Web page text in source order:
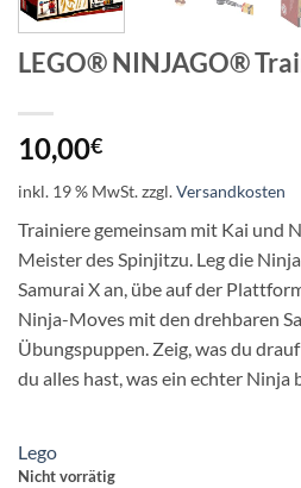
LEGO® NINJAGO®
10,00€
inkl. 19 % MwSt.zzgl.Versandkosten
Trainiere gemeinsam mit Kai und
Meister des Spinjitzu. Leg die
Samurai X an, übe auf der
Ninja-Moves mit den drehbaren
Übungspuppen. Zeig, was du
du alles hast, was ein echter Ninja
Lego
Nicht vorrätig